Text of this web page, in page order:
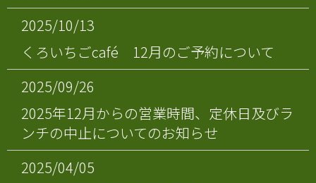
2025/10/13
くろいちごcafé 12月のご予約について
2025/09/26
2025年12月からの営業時間、定休日及びラ
ンチの中止についてのお知らせ
2025/04/05